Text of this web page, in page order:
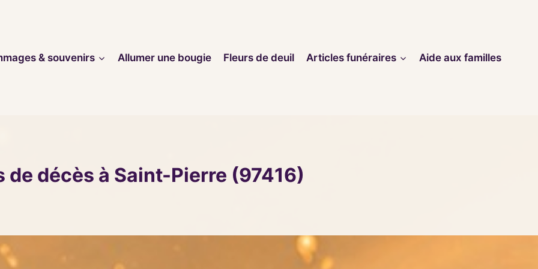
& souvenirs
Allumer une bougie Fleurs de deuil Articles funéraires Aide aux familles
de décès à Saint-Pierre (97416)